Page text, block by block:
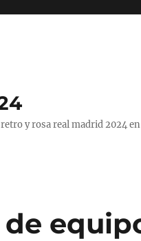
y rosa real madrid 2024